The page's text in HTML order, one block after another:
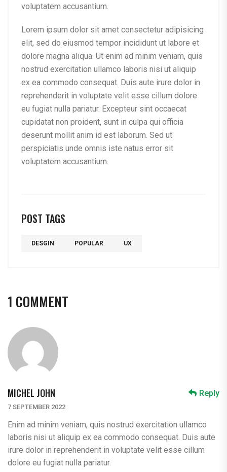
voluptatem accusantium.
Lorem ipsum dolor sit amet consectetur adipisicing
elit, sed do eiusmod tempor incididunt ut labore et
dolore magna aliqua. Ut enim ad minim veniam, quis
nostrud exercitation ullamco laboris nisi ut aliquip
ex ea commodo consequat. Duis aute irure dolor in
reprehenderit in voluptate velit esse cillum dolore
eu fugiat nulla pariatur. Excepteur sint occaecat
cupidatat non proident, sunt in culpa qui officia
deserunt mollit anim id est laborum. Sed ut
perspiciatis unde omnis iste natus error sit
voluptatem accusantium.
POST TAGS
DESGIN POPULAR UX
1 COMMENT
MICHEL JOHN Reply
7 SEPTEMBER 2022
Enim ad minim veniam, quis nostrud exercitation ullamco
laboris nisi ut aliquip ex ea commodo consequat. Duis aute
irure dolor in reprehenderit in voluptate velit esse cillum
dolore eu fugiat nulla pariatur.